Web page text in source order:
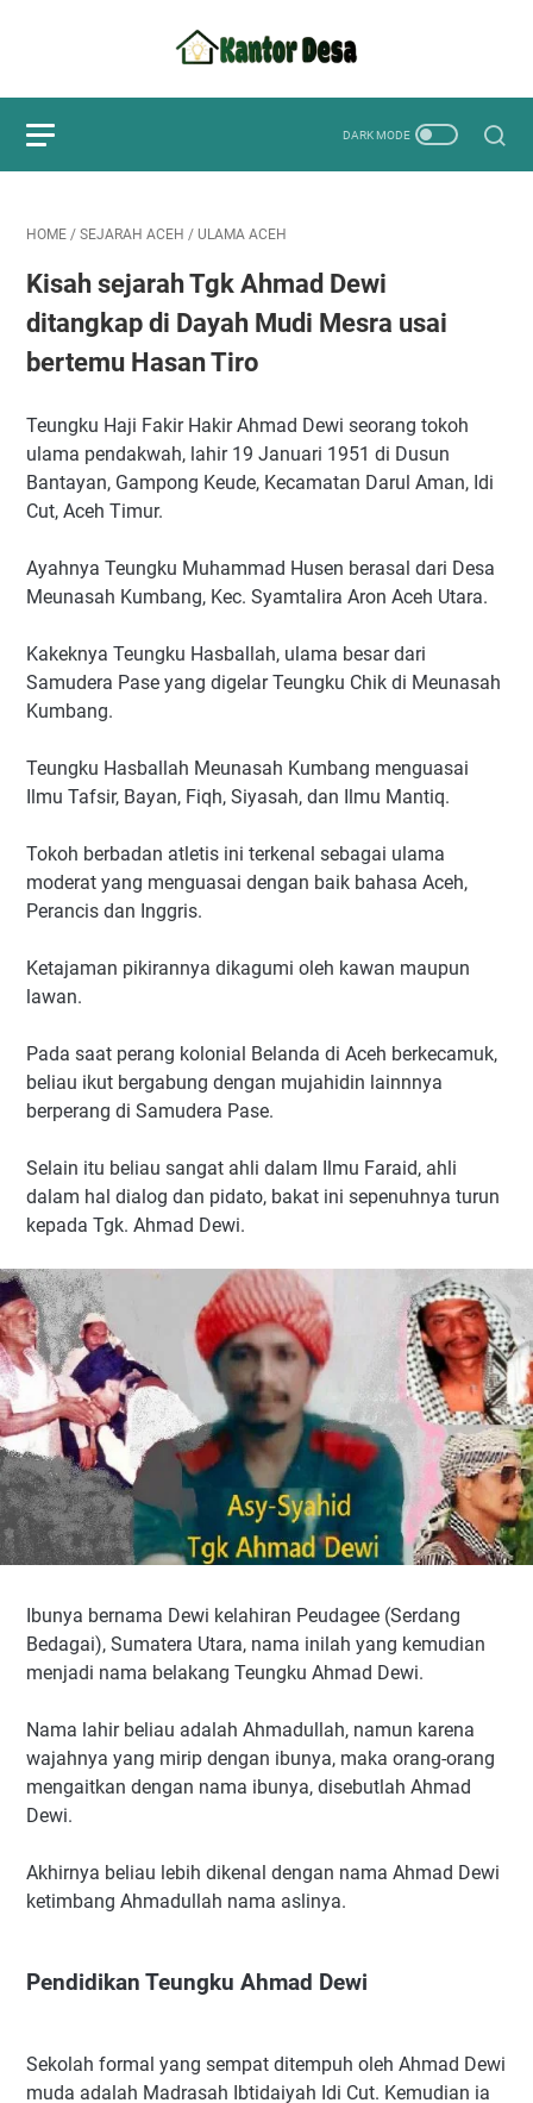
HOME / SEJARAH ACEH / ULAMA ACEH
Kisah sejarah Tgk Ahmad Dewi
ditangkap di Dayah Mudi Mesra usai
bertemu Hasan Tiro
Teungku Haji Fakir Hakir Ahmad Dewi seorang tokoh
ulama pendakwah, lahir 19 Januari 1951 di Dusun
Bantayan, Gampong Keude, Kecamatan Darul Aman, Idi
Cut, Aceh Timur.
Ayahnya Teungku Muhammad Husen berasal dari Desa
Meunasah Kumbang, Kec. Syamtalira Aron Aceh Utara.
Kakeknya Teungku Hasballah, ulama besar dari
Samudera Pase yang digelar Teungku Chik di Meunasah
Kumbang.
Teungku Hasballah Meunasah Kumbang menguasai
Ilmu Tafsir, Bayan, Fiqh, Siyasah, dan Ilmu Mantiq.
Tokoh berbadan atletis ini terkenal sebagai ulama
moderat yang menguasai dengan baik bahasa Aceh,
Perancis dan Inggris.
Ketajaman pikirannya dikagumi oleh kawan maupun
lawan.
Pada saat perang kolonial Belanda di Aceh berkecamuk,
beliau ikut bergabung dengan mujahidin lainnnya
berperang di Samudera Pase.
Selain itu beliau sangat ahli dalam Ilmu Faraid, ahli
dalam hal dialog dan pidato, bakat ini sepenuhnya turun
kepada Tgk. Ahmad Dewi.
Ibunya bernama Dewi kelahiran Peudagee (Serdang
Bedagai), Sumatera Utara, nama inilah yang kemudian
menjadi nama belakang Teungku Ahmad Dewi.
Nama lahir beliau adalah Ahmadullah, namun karena
wajahnya yang mirip dengan ibunya, maka orang-orang
mengaitkan dengan nama ibunya, disebutlah Ahmad
Dewi.
Akhirnya beliau lebih dikenal dengan nama Ahmad Dewi
ketimbang Ahmadullah nama aslinya.
Pendidikan Teungku Ahmad Dewi
Sekolah formal yang sempat ditempuh oleh Ahmad Dewi
muda adalah Madrasah Ibtidaiyah Idi Cut. Kemudian ia